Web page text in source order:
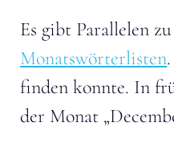
Es gibt Parallelen
Monatswörterlisten
finden konnte. In
der Monat